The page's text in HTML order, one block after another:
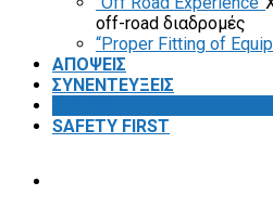
off-road διαδρομές
“Proper Fitting of
ΑΠΟΨΕΙΣ
ΣΥΝΕΝΤΕΥΞΕΙΣ
SAFETY FIRST